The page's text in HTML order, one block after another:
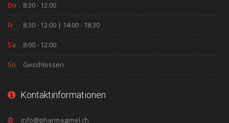
Do 8:30 - 12:00
Fr 8:30 - 12:00 | 14:00 - 18:30
Sa 8:00 - 12:00
So Geschlossen
Kontaktinformationen